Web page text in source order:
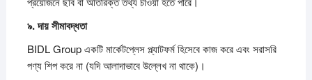
৯.দায়সীমাবদ্ধতা
BIDL Group একটি মার্কেটপ্লেস প্ল্যাটফর্ম হিসেবে কাজ করে এবং সরাসরি
পণ্য শিপ করে না (যদি আলাদাভাবে উল্লেখ না থাকে)।